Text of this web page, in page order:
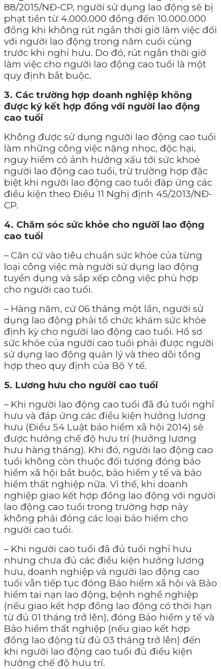
88/2015/NĐ-CP, người sử dụng lao động sẽ bị
phạt tiền từ 4.000.000 đồng đến 10.000.000
đồng khi không rút ngắn thời giờ làm việc đối
với người lao động trong năm cuối cùng
trước khi nghỉ hưu. Do đó, rút ngắn thời giờ
làm việc cho người lao động cao tuổi là một
quy định bắt buộc.
3. Các trường hợp doanh nghiệp không
được ký kết hợp đồng với người lao động
cao tuổi
Không được sử dụng người lao động cao tuổi
làm những công việc nặng nhọc, độc hại,
nguy hiểm có ảnh hưởng xấu tới sức khoẻ
người lao động cao tuổi, trừ trường hợp đặc
biệt khi người lao động cao tuổi đáp ứng các
điều kiện theo Điều 11 Nghị định 45/2013/NĐ-
CP.
4. Chăm sóc sức khỏe cho người lao động
cao tuổi
– Căn cứ vào tiêu chuẩn sức khỏe của từng
loại công việc mà người sử dụng lao động
tuyển dụng và sắp xếp công việc phù hợp
cho người cao tuổi.
– Hàng năm, cứ 06 tháng một lần, người sử
dụng lao động phải tổ chức khám sức khỏe
định kỳ cho người lao động cao tuổi. Hồ sơ
sức khỏe của người cao tuổi phải được người
sử dụng lao động quản lý và theo dõi tổng
hợp theo quy định của Bộ Y tế.
5. Lương hưu cho người cao tuổi
– Khi người lao động cao tuổi đã đủ tuổi nghỉ
hưu và đáp ứng các điều kiện hưởng lương
hưu (Điều 54 Luật bảo hiểm xã hội 2014) sẽ
được hưởng chế độ hưu trí (hưởng lương
hưu hàng tháng). Khi đó, người lao động cao
tuổi không còn thuộc đối tượng đóng bảo
hiểm xã hội bắt buộc, bảo hiểm y tế và bảo
hiểm thất nghiệp nữa. Vì thế, khi doanh
nghiệp giao kết hợp đồng lao động với người
lao động cao tuổi trong trường hợp này
không phải đóng các loại bảo hiểm cho
người cao tuổi.
– Khi người cao tuổi đã đủ tuổi nghỉ hưu
nhưng chưa đủ các điều kiện hưởng lương
hưu, doanh nghiệp và người lao động cao
tuổi vẫn tiếp tục đóng Bảo hiểm xã hội và Bảo
hiểm tai nạn lao động, bệnh nghề nghiệp
(nếu giao kết hợp đồng lao động có thời hạn
từ đủ 01 tháng trở lên), đóng Bảo hiểm y tế và
Bảo hiểm thất nghiệp (nếu giao kết hợp
đồng lao động từ đủ 03 tháng trở lên) đến
khi người lao động cao tuổi đủ điều kiện
hưởng chế độ hưu trí.